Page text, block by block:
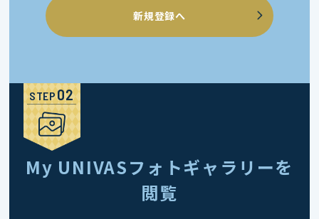
新規登録へ
STEP
My UNIVASフォトギャラリーを
閲覧